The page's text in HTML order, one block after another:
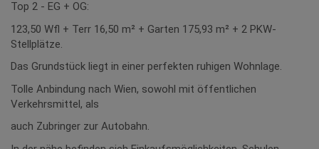
Top 2 - EG + OG:
123,50 Wfl + Terr 16,50 m² + Garten 175,93 m² + 2 PKW-
Stellplätze.
Das Grundstück liegt in einer perfekten ruhigen Wohnlage.
Tolle Anbindung nach Wien, sowohl mit öffentlichen
Verkehrsmittel, als
auch Zubringer zur Autobahn.